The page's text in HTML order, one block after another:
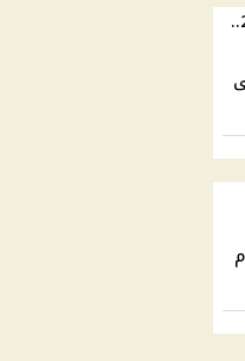
تظلمات الثانوية العامة 2026..